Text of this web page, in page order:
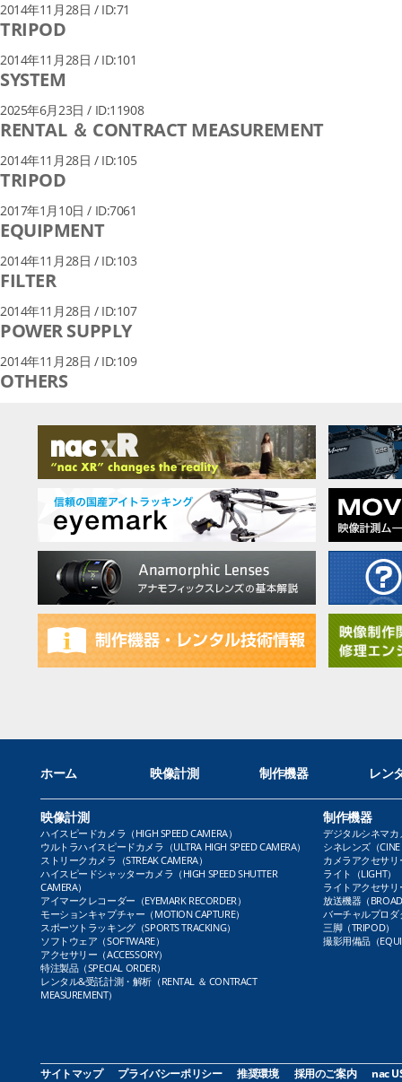
2014年11月28日 / ID:71
TRIPOD
2014年11月28日 / ID:101
SYSTEM
2025年6月23日 / ID:11908
RENTAL ＆ CONTRACT MEASUREMENT
2014年11月28日 / ID:105
TRIPOD
2017年1月10日 / ID:7061
EQUIPMENT
2014年11月28日 / ID:103
FILTER
2014年11月28日 / ID:107
POWER SUPPLY
2014年11月28日 / ID:109
OTHERS
ホーム 映像計測 制作機器 レン
映像計測
ハイスピードカメラ（HIGH SPEED CAMERA）
ウルトラハイスピードカメラ（ULTRA HIGH SPEED CAMERA）
ストリークカメラ（STREAK CAMERA）
ハイスピードシャッターカメラ（HIGH SPEED SHUTTER
CAMERA）
アイマークレコーダー（EYEMARK RECORDER）
モーションキャプチャー（MOTION CAPTURE）
スポーツトラッキング（SPORTS TRACKING）
ソフトウェア（SOFTWARE）
アクセサリー（ACCESSORY）
特注製品（SPECIAL ORDER）
レンタル&受託計測・解析（RENTAL ＆ CONTRACT
MEASUREMENT）
制作機器
デジタルシネマカ
シネレンズ（CINE
カメラアクセサリ
ライト（LIGHT）
ライトアクセサリ
放送機器（
バーチャルプロダ
三脚（TRIPOD）
撮影用備品（
サイトマップ プライバシーポリシー 推奨環境 採用のご案内 nac